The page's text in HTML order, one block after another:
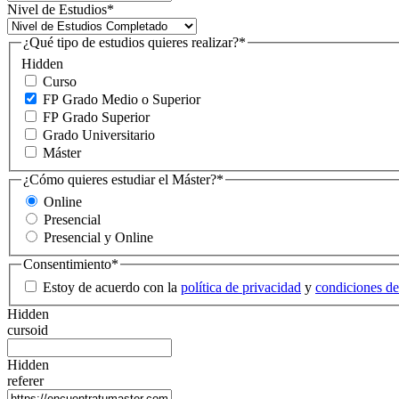
Nivel de Estudios*
Hidden
¿Qué tipo de estudios quieres realizar?*
Curso
FP Grado Medio o Superior
FP Grado Superior
Grado Universitario
Máster
¿Cómo quieres estudiar el Máster?*
Online
Presencial
Presencial y Online
Consentimiento*
Estoy de acuerdo con la política de privacidad y condiciones
Hidden
cursoid
Hidden
referer